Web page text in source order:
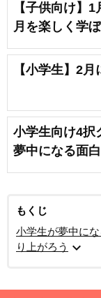
【子供向け】
月を楽しく学
【小学生】2
小学生向け4択
夢中になる面
もくじ
小学生が夢中に
り上がろう expand_more